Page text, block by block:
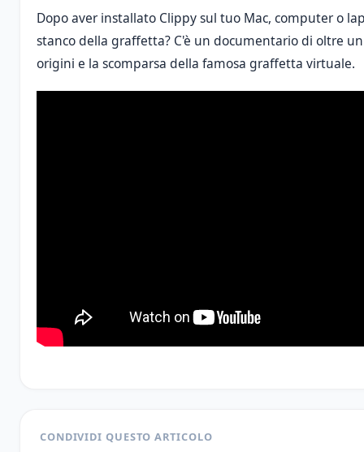
Dopo aver installato Clippy sul tuo Mac, computer o
stanco della graffetta? C'è un documentario di oltre
origini e la scomparsa della famosa graffetta virtuale.
CONDIVIDI QUESTO ARTICOLO